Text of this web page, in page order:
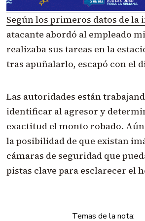
Según los primeros datos de la
atacante abordó al empleado
realizaba sus tareas en la
tras apuñalarlo, escapó con el
Las autoridades están
identificar al agresor y
exactitud el monto robado.
la posibilidad de que existan
cámaras de seguridad que
pistas clave para esclarecer el
Temas de la nota: